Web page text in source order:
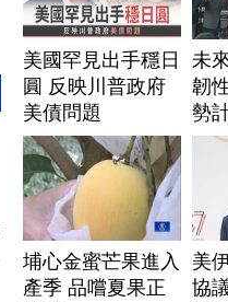
美國罕見出手穩日
圓 反映川普政府
美債問題
未
韌
勢
埔心金蜜芒果進入
產季 品嚐夏果正
美
協